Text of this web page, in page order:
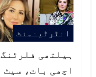
انٹرٹینمنٹ
ہیلتھی فلرٹنگ
اچھی بات، سیٹ